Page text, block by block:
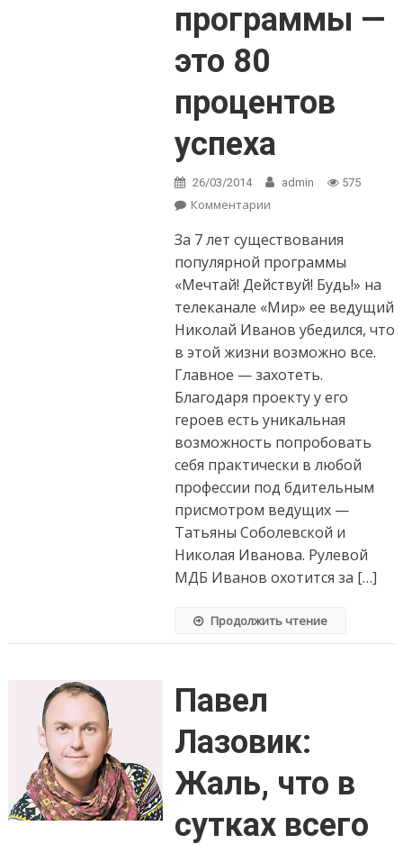
программы —
это 80
процентов
успеха
26/03/2014 admin 575
Комментарии
герой программы
— это 80
процентов успеха
За 7 лет существования
популярной программы
«Мечтай! Действуй! Будь!» на
телеканале «Мир» ее ведущий
Николай Иванов убедился, что
в этой жизни возможно все.
Главное — захотеть.
Благодаря проекту у его
героев есть уникальная
возможность попробовать
себя практически в любой
профессии под бдительным
присмотром ведущих —
Татьяны Соболевской и
Николая Иванова. Рулевой
МДБ Иванов охотится за […]
Продолжить чтение
Павел
Лазовик:
Жаль, что в
сутках всего